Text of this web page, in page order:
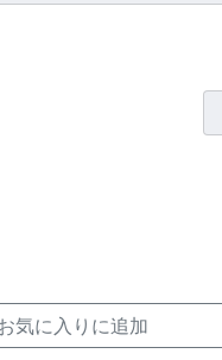
気に入りに追加